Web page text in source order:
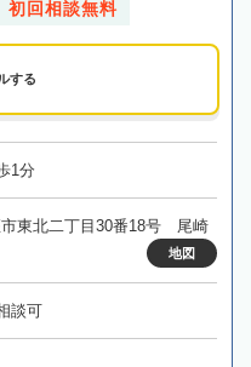
初回相談無料
する
1分
市東北二丁目30番18号 尾崎
地図
談可